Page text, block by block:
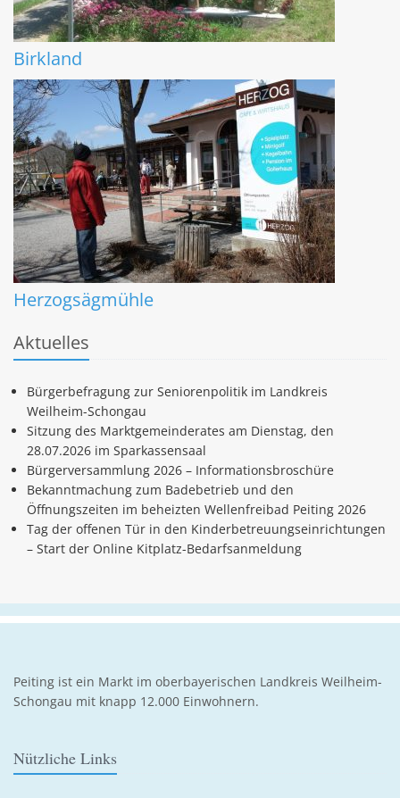
Birkland
Herzogsägmühle
Aktuelles
Bürgerbefragung zur Seniorenpolitik im Landkreis
Weilheim-Schongau
Sitzung des Marktgemeinderates am Dienstag, den
28.07.2026 im Sparkassensaal
Bürgerversammlung 2026 – Informationsbroschüre
Bekanntmachung zum Badebetrieb und den
Öffnungszeiten im beheizten Wellenfreibad Peiting 2026
Tag der offenen Tür in den Kinderbetreuungseinrichtungen
– Start der Online Kitplatz-Bedarfsanmeldung
Peiting ist ein Markt im oberbayerischen Landkreis Weilheim-
Schongau mit knapp 12.000 Einwohnern.
Nützliche Links